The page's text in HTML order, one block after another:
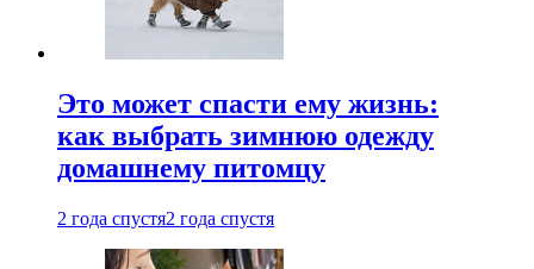
Это может спасти ему жизнь:
как выбрать зимнюю одежду
домашнему питомцу
2 года спустя2 года спустя